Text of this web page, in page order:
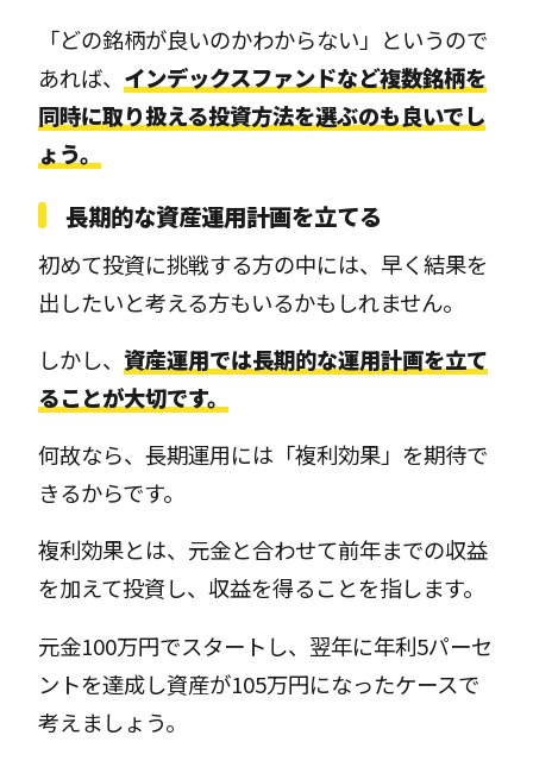
「どの銘柄が良いのかわからない」というので
あれば、 インデックスファンドなど複数銘柄を
同時に取り扱える投資方法を選ぶのも良いでし
ょう。
長期的な資産運用計画を立てる
初めて投資に挑戦する方の中には、早く結果を
出したいと考える方もいるかもしれません。
しかし、資産運用では長期的な運用計画を立て
ることが大切です。
何故なら、長期運用には「複利効果」を期待で
きるからです。
複利効果とは、元金と合わせて前年までの収益
を加えて投資し、収益を得ることを指します。
元金100万円でスタートし、翌年に年利5パーセ
ントを達成し資産が105万円になったケースで
考えましょう。